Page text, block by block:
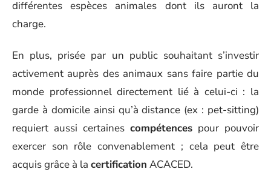
différentes espèces animales dont ils auront la
charge.
En plus, prisée par un public souhaitant s’investir
activement auprès des animaux sans faire partie du
monde professionnel directement lié à celui-ci : la
garde à domicile ainsi qu’à distance (ex : pet-sitting)
requiert aussi certaines compétences pour pouvoir
exercer son rôle convenablement ; cela peut être
acquis grâce à la certification ACACED.